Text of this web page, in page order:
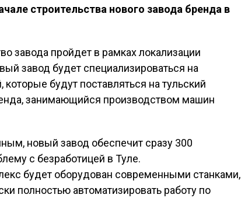
строительства нового завода бренда в
завода пройдет в рамках локализации
завод будет специализироваться на
которые будут поставляться на тульский
занимающийся производством машин
новый завод обеспечит сразу 300
с безработицей в Туле.
будет оборудован современными станками,
полностью автоматизировать работу по